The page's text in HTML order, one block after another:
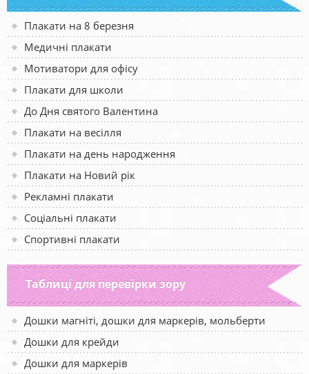
Плакати на 8 березня
Медичні плакати
Мотиватори для офісу
Плакати для школи
До Дня святого Валентина
Плакати на весілля
Плакати на день народження
Плакати на Новий рік
Рекламні плакати
Соціальні плакати
Спортивні плакати
Таблиці для перевірки зору
Дошки магніті, дошки для маркерів, мольберти
Дошки для крейди
Дошки для маркерів